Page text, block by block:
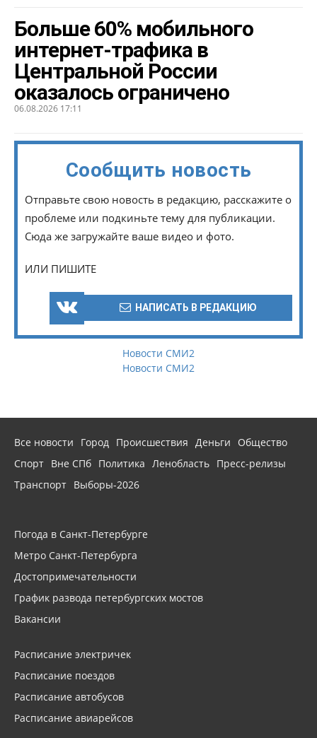
Больше 60% мобильного
интернет-трафика в
Центральной России
оказалось ограничено
06.08.2026 17:11
Сообщить новость
Отправьте свою новость в редакцию, расскажите о
проблеме или подкиньте тему для публикации.
Сюда же загружайте ваше видео и фото.
ИЛИ ПИШИТЕ
НАПИСАТЬ В РЕДАКЦИЮ
Новости СМИ2
Новости СМИ2
Все новости Город Происшествия Деньги
Общество
Спорт Вне СПб Политика Ленобласть Пресс-релизы
Транспорт Выборы-2026
Погода в Санкт-Петербурге
Метро Санкт-Петербурга
Достопримечательности
График развода петербургских мостов
Вакансии
Расписание электричек
Расписание поездов
Расписание автобусов
Расписание авиарейсов